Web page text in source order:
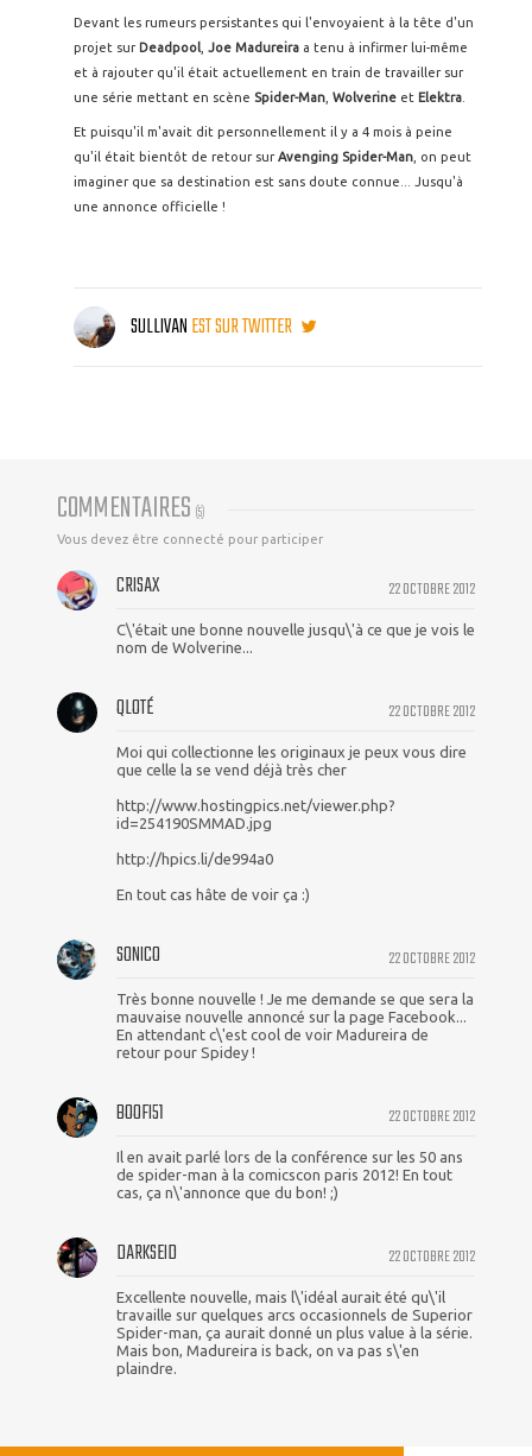
Devant les rumeurs persistantes qui l'envoyaient à la tête d'un
projet sur Deadpool Joe Madureira a tenu à infirmer lui-même
et à rajouter qu'il était actuellement en train de travailler sur
une série mettant en scène Spider-Man Wolverine et Elektra
Et puisqu'il m'avait dit personnellement il y a 4 mois à peine
qu'il était bientôt de retour surAvenging Spider-Man , on peut
imaginer que sa destination est sans doute connue... Jusqu'à
une annonce officielle !
SULLIVANEST SUR TWITTER
COMMENTAIRES (5)
Vous devez être connecté pour participer
22 OCTOBRE 2012
CRISAX
C\'était une bonne nouvelle jusqu\'à ce que je vois le
nom de Wolverine...
22 OCTOBRE 2012
QLOTÉ
Moi qui collectionne les originaux je peux vous dire
que celle la se vend déjà très cher
http://www.hostingpics.net/viewer.php?
id=254190SMMAD.jpg
http://hpics.li/de994a0
En tout cas hâte de voir ça :)
22 OCTOBRE 2012
SONICO
Très bonne nouvelle ! Je me demande se que sera la
mauvaise nouvelle annoncé sur la page Facebook...
En attendant c\'est cool de voir Madureira de
retour pour Spidey !
22 OCTOBRE 2012
BOOFI51
Il en avait parlé lors de la conférence sur les 50 ans
de spider-man à la comicscon paris 2012! En tout
cas, ça n\'annonce que du bon! ;)
22 OCTOBRE 2012
DARKSEID
Excellente nouvelle, mais l\'idéal aurait été qu\'il
travaille sur quelques arcs occasionnels de Superior
Spider-man, ça aurait donné un plus value à la série.
Mais bon, Madureira is back, on va pas s\'en
plaindre.